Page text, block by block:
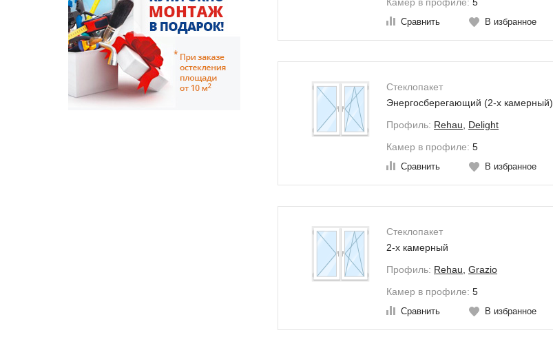
Сравнить В избранное
Стеклопакет
Энергосберегающий (2-х камерный)
Профиль: Rehau
Delight
Камер в профиле: 5
Сравнить В избранное
Стеклопакет
2-х камерный
Профиль: Rehau Grazio
Камер в профиле: 5
Сравнить В избранное